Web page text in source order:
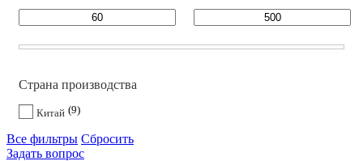
Страна производства
Китай 9
Все фильтры Сбросить
Задать вопрос